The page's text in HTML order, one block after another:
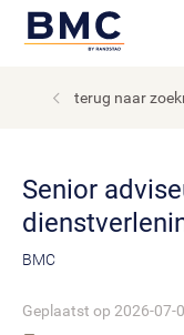
terug naar
Senior adviseur publieke
BMC
Geplaatst op 2026-07-